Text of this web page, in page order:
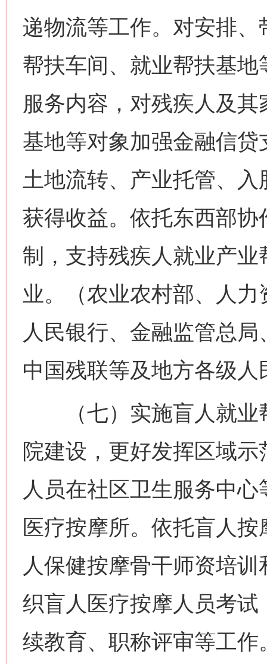
递物流等工作。对安排
帮扶车间、就业帮扶基
服务内容，对残疾人及
基地等对象加强金融信
土地流转、产业托管、
获得收益。依托东西部
制，支持残疾人就业产
业。（农业农村部、人
人民银行、金融监管总
中国残联等及地方各级
（七）实施盲人就业
院建设，更好发挥区域
人员在社区卫生服务中
医疗按摩所。依托盲人
人保健按摩骨干师资培
织盲人医疗按摩人员考
续教育、职称评审等工